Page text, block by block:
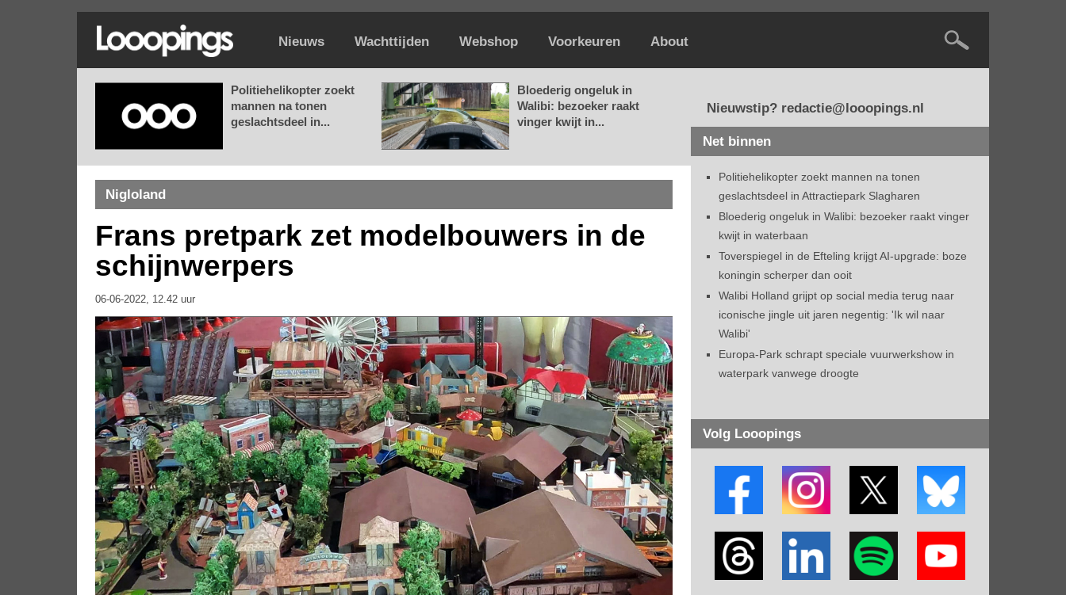
Nieuws Wachttijden Webshop Voorkeuren About
Politiehelikopter zoekt
mannen na tonen
geslachtsdeel in...
Bloederig ongeluk in
Walibi: bezoeker raakt
vinger kwijt in...
Nigloland
Frans pretpark zet modelbouwers in de
schijnwerpers
06-06-2022, 12.42 uur
Nieuwstip? redactie@looopings.nl
Net binnen
Politiehelikopter zoekt mannen na tonen
geslachtsdeel in Attractiepark Slagharen
Bloederig ongeluk in Walibi: bezoeker raakt vinger
kwijt in waterbaan
Toverspiegel in de Efteling krijgt AI-upgrade: boze
koningin scherper dan ooit
Walibi Holland grijpt op social media terug naar
iconische jingle uit jaren negentig: 'Ik wil naar
Walibi'
Europa-Park schrapt speciale vuurwerkshow in
waterpark vanwege droogte
Volg Looopings